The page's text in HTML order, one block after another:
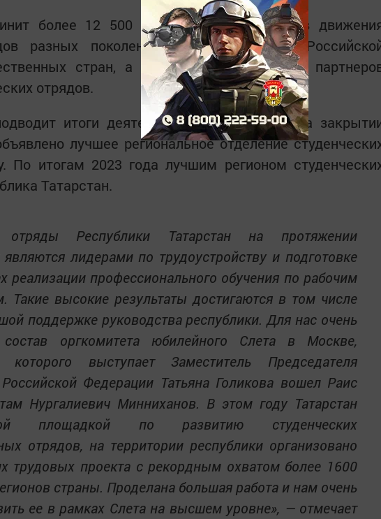
более 12 500 участников и ветеранов
разных поколений из 89 субъектов
стран, а также работодателей и
отрядов.
итоги деятельности движения — на
лучшее региональное отделение
По итогам 2023 года лучшим регионом
Татарстан.
отряды Республики Татарстан на протяжении
являются лидерами по трудоустройству и подготовке
реализации профессионального обучения по рабочим
Такие высокие результаты достигаются в том числе
поддержке руководства республики. Для нас очень
оргкомитета юбилейного Слета в Москве,
которого выступает Заместитель Председателя
Федерации Татьяна Голикова вошел Раис
Нургалиевич Минниханов. В этом году Татарстан
площадкой по развитию студенческих
отрядов, на территории республики организовано
трудовых проекта с рекордным охватом более 1600
страны. Проделана большая работа и нам очень
ее в рамках Слета на высшем уровне», — отмечает